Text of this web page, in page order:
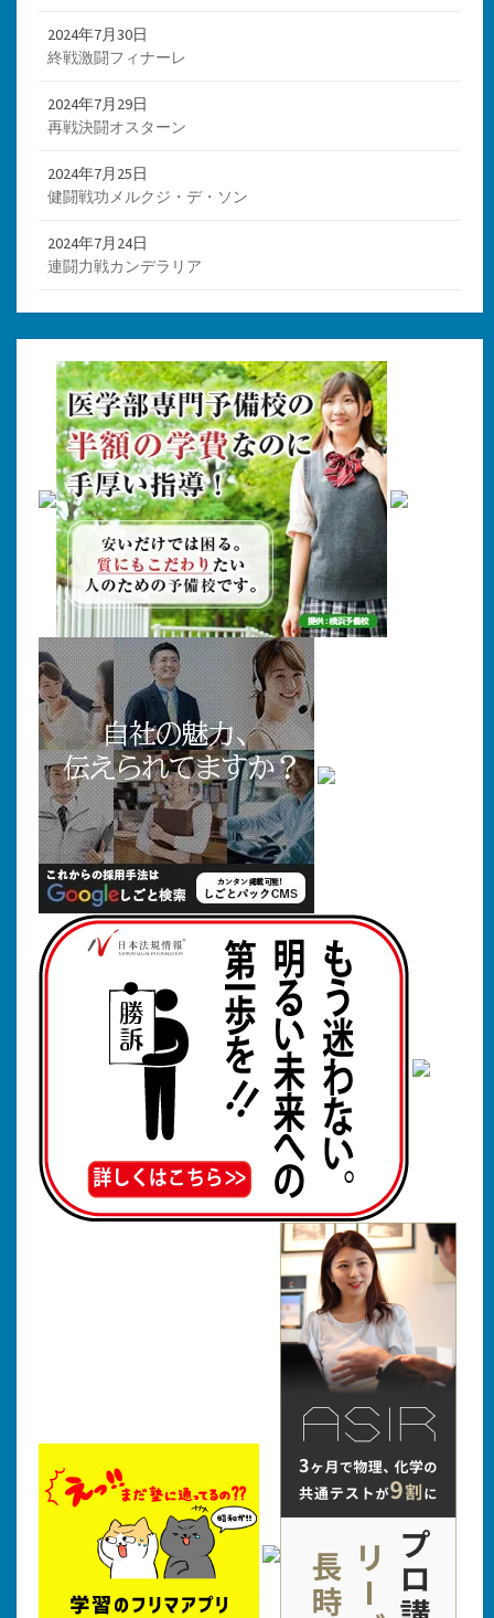
2024年7月30日
終戦激闘フィナーレ
2024年7月29日
再戦決闘オスターン
2024年7月25日
健闘戦功メルクジ・デ・ソン
2024年7月24日
連闘力戦カンデラリア